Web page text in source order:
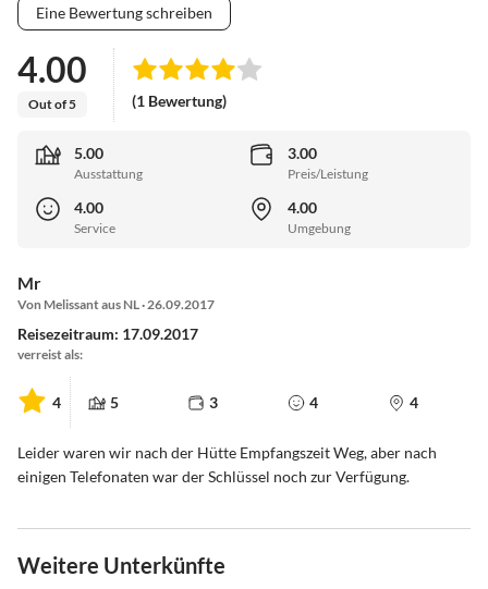
Eine Bewertung schreiben
4.00
Out of 5 (1 Bewertung)
5.00
Ausstattung
3.00
Preis/Leistung
4.00
Service
4.00
Umgebung
Mr
Von Melissant aus NL · 26.09.2017
Reisezeitraum: 17.09.2017
verreist als:
4 5 3 4 4
Leider waren wir nach der Hütte Empfangszeit Weg, aber nach
einigen Telefonaten war der Schlüssel noch zur Verfügung.
Weitere Unterkünfte